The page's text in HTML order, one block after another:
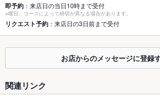
座敷 なし
掘りごたつ なし
カウンター あり
ソファー なし
テラス席
即予約 ：来店日の当日10時まで受付
※曜日、コースによって締切が異なる場合があります。
リクエスト予約 ：来店日の3日前まで受付
お店からのメッセージに登録
関連リンク